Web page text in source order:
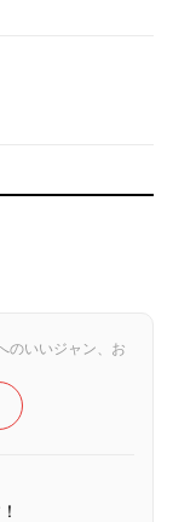
のいいジャン、お